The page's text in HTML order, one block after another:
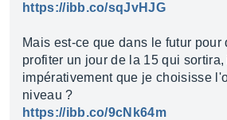
https://ibb.co/sqJvHJG
Mais est-ce que dans le futur pour
profiter un jour de la 15 qui
impérativement que je choisisse
niveau ?
https://ibb.co/9cNk64m